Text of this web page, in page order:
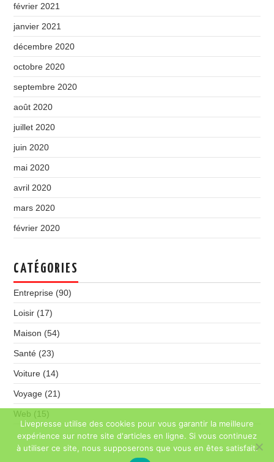
février 2021
janvier 2021
décembre 2020
octobre 2020
septembre 2020
août 2020
juillet 2020
juin 2020
mai 2020
avril 2020
mars 2020
février 2020
CATÉGORIES
Entreprise (90)
Loisir (17)
Maison (54)
Santé (23)
Voiture (14)
Voyage (21)
Web (15)
Livepresse utilise des cookies pour vous garantir la meilleure
expérience sur notre site d'articles en ligne. Si vous continuez
à utiliser ce site, nous supposerons que vous en êtes satisfait.